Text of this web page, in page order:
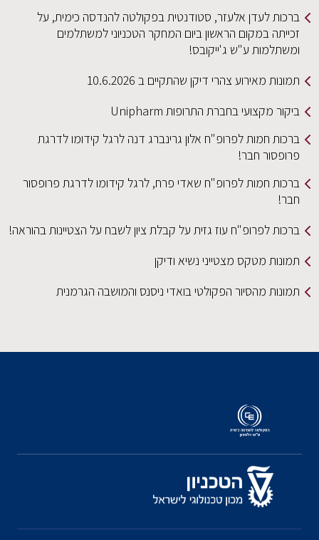
ברכות לעדן אלעזר, סטודנטית בפקולטה להנדסה כימית, על
זכייתה במקום הראשון ביום המחקר הטכניוני למשתלמים
ומשתלמות ע"ש ג'ייקובס!
תמונות מאירוע צהרי דיקן שהתקיים ב 10.6.2026
ביקור מקצועי בחברת התרופות Unipharm
ברכות חמות לפרופ"ח אלון גרינברג דנה לרגל קידומו לדרגת
פרופסור חבר!
ברכות חמות לפרופ"ח שאדי פרח, לרגל קידומו לדרגת פרופסור
חבר!
ברכות לפרופ"ח עוז גזית על קבלת ציון לשבח על הצטיינות בהוראה!
תמונות מטקס מצטייני נשיא ודיקן
תמונות מהסיור הפקולטי בואדי ניסנס והמושבה הגרמנית